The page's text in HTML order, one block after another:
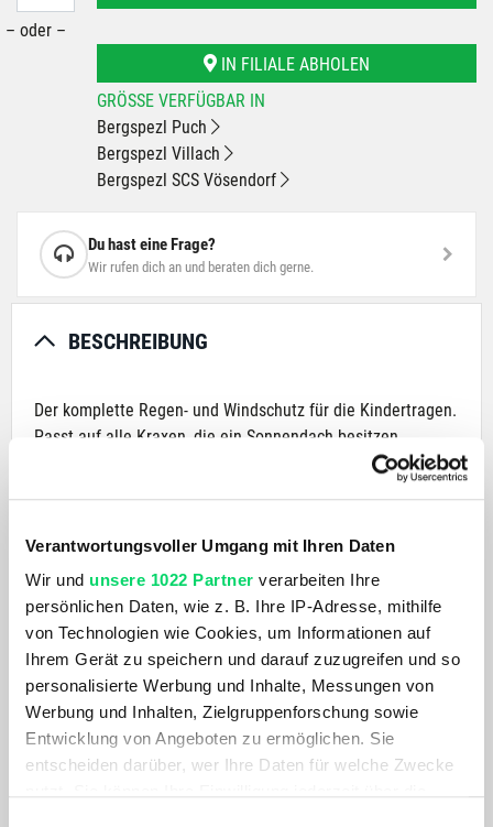
Verantwortungsvoller Umgang mit Ihren Daten
Wir und unsere 1022 Partner verarbeiten Ihre
persönlichen Daten, wie z. B. Ihre IP-Adresse, mithilfe
von Technologien wie Cookies, um Informationen auf
Ihrem Gerät zu speichern und darauf zuzugreifen und so
personalisierte Werbung und Inhalte, Messungen von
Werbung und Inhalten, Zielgruppenforschung sowie
Entwicklung von Angeboten zu ermöglichen. Sie
entscheiden darüber, wer Ihre Daten für welche Zwecke
– oder –
IN FILIALE ABHOLEN
GRÖSSE VERFÜGBAR IN
Bergspezl Puch
Bergspezl Villach
Bergspezl SCS Vösendorf
Du hast eine Frage?
Wir rufen dich an und beraten dich gerne.
BESCHREIBUNG
Der komplette Regen- und Windschutz für die Kindertragen.
Passt auf alle Kraxen, die ein Sonnendach besitzen.
AKTUELL BELIEBT